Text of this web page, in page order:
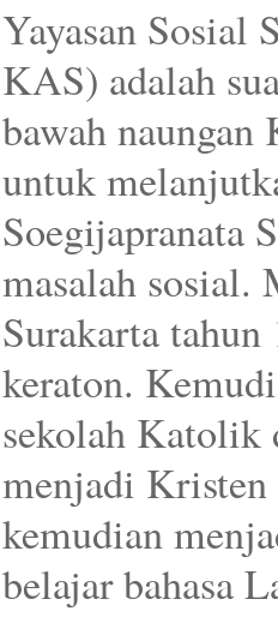
Yayasan Sosial
KAS) adalah
bawah
untuk
Soegijapranata
masalah sosial.
Surakarta
keraton.
sekolah Katolik
menjadi Kristen
kemudian
belajar bahasa